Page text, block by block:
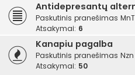
Antidepresantų
Paskutinis pranešimas MnT
Atsakymai: 6
Kanapiu pagalba
Paskutinis pranešimas Nzn
Atsakymai: 50